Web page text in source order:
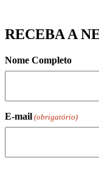
RECEBA A
Nome Completo
E-mail (obrigatório)